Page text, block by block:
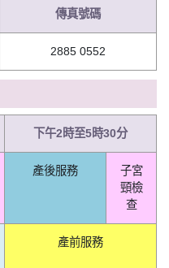
傳真號碼
2885 0552
下午2時至5時30分
產後服務
子宮
頸檢
查
產前服務